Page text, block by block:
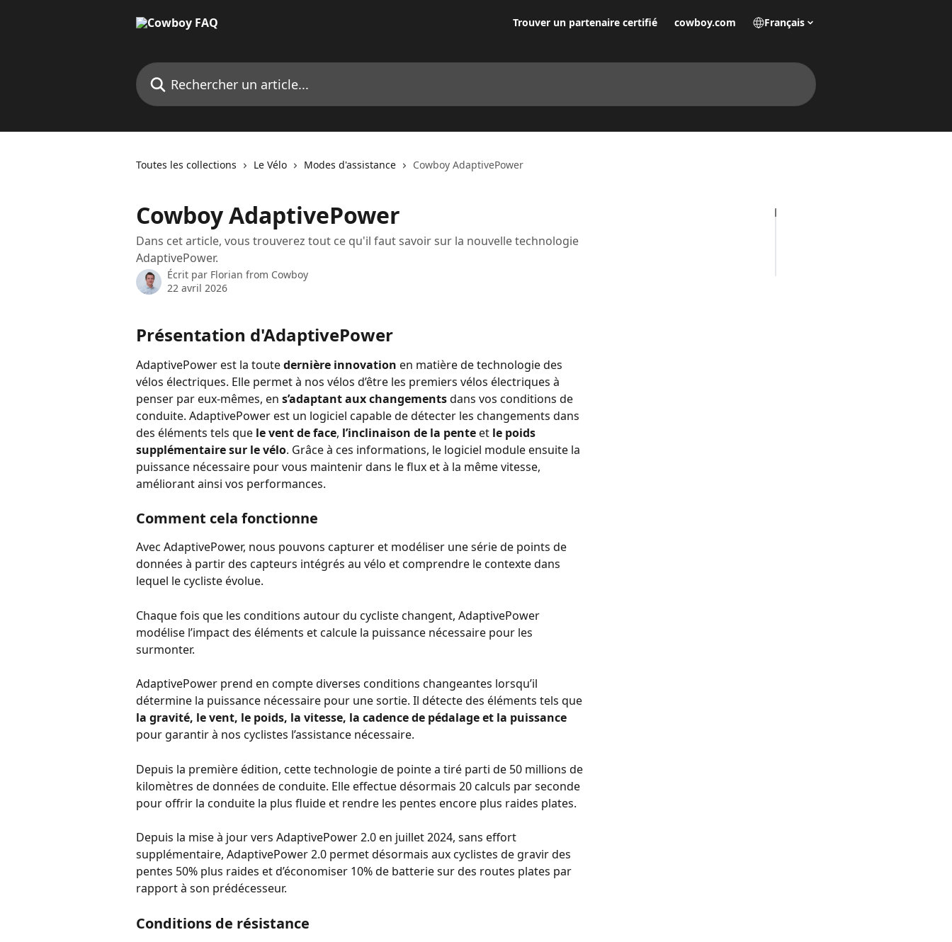
Trouver un partenaire certifié cowboy.com Français
Rechercher un article...
Toutes les collections Le Vélo Modes d'assistance Cowboy AdaptivePower
Cowboy AdaptivePower
Dans cet article, vous trouverez tout ce qu'il faut savoir sur la nouvelle technologie
AdaptivePower.
Écrit par Florian from Cowboy
22 avril 2026
Présentation d'AdaptivePower
AdaptivePower est la toute dernière innovation en matière de technologie des
vélos électriques. Elle permet à nos vélos d’être les premiers vélos électriques à
penser par eux-mêmes, en s’adaptant aux changements dans vos conditions de
conduite. AdaptivePower est un logiciel capable de détecter les changements dans
des éléments tels que le vent de face, l’inclinaison de la pente et le poids
supplémentaire sur le vélo. Grâce à ces informations, le logiciel module ensuite la
puissance nécessaire pour vous maintenir dans le flux et à la même vitesse,
améliorant ainsi vos performances.
Comment cela fonctionne
Avec AdaptivePower, nous pouvons capturer et modéliser une série de points de
données à partir des capteurs intégrés au vélo et comprendre le contexte dans
lequel le cycliste évolue.
Chaque fois que les conditions autour du cycliste changent, AdaptivePower
modélise l’impact des éléments et calcule la puissance nécessaire pour les
surmonter.
AdaptivePower prend en compte diverses conditions changeantes lorsqu’il
détermine la puissance nécessaire pour une sortie. Il détecte des éléments tels que
la gravité, le vent, le poids, la vitesse, la cadence de pédalage et la puissance
pour garantir à nos cyclistes l’assistance nécessaire.
Depuis la première édition, cette technologie de pointe a tiré parti de 50 millions de
kilomètres de données de conduite. Elle effectue désormais 20 calculs par seconde
pour offrir la conduite la plus fluide et rendre les pentes encore plus raides plates.
Depuis la mise à jour vers AdaptivePower 2.0 en juillet 2024, sans effort
supplémentaire, AdaptivePower 2.0 permet désormais aux cyclistes de gravir des
pentes 50% plus raides et d’économiser 10% de batterie sur des routes plates par
rapport à son prédécesseur.
Conditions de résistance